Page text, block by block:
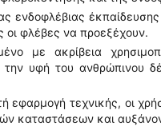
ενδοφλέβιας
οι φλέβες να προεξέχουν.
με ακρίβεια
υφή του ανθρώπινου
εφαρμογή τεχνικής, οι
καταστάσεων και